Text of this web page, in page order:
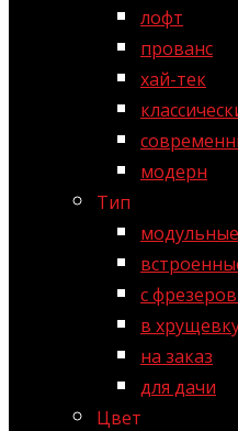
лофт
прованс
хай-тек
модерн
Тип
модульные
с
в
на заказ
для дачи
Цвет